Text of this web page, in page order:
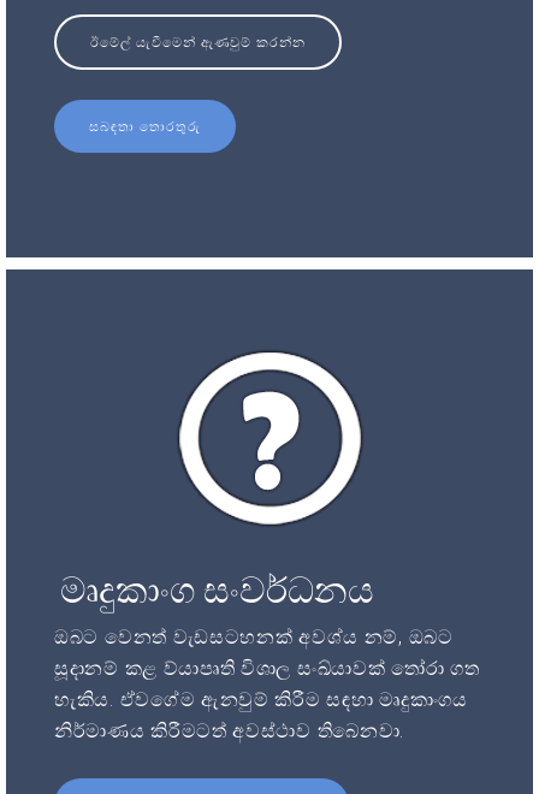
ඊමේල් යැවීමෙන් ඇණවුම් කරන්න
සබඳතා තොරතුරු
මෘදුකාංග සංවර්ධනය
ඔබට වෙනත් වැඩසටහනක් අවශ්ය නම්, ඔබට
සූදානම් කළ ව්යාපෘති විශාල සංඛ්යාවක් තෝරා ගත
හැකිය. ඒවගේම ඇනවුම් කිරීම සඳහා මෘදුකාංගය
නිර්මාණය කිරීමටත් අවස්ථාව තිබෙනවා.